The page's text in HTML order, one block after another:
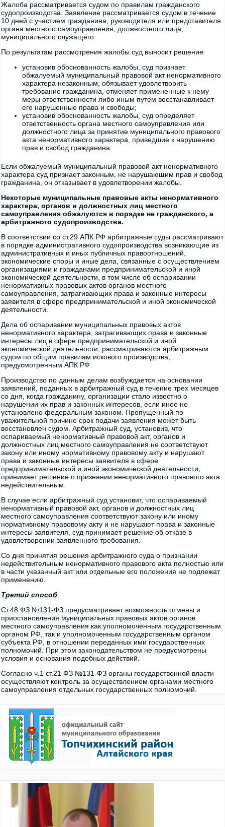
Жалоба рассматривается судом по правилам гражданского
судопроизводства. Заявление рассматривается судом в течение
10 дней с участием гражданина, руководителя или представителя
органа местного самоуправления, должностного лица,
муниципального служащего.
По результатам рассмотрения жалобы суд выносит решение:
установив обоснованность жалобы, суд признает
обжалуемый муниципальный правовой акт ненормативного
характера незаконным, обязывает удовлетворить
требование гражданина, отменяет примененные к нему
меры ответственности либо иным путем восстанавливает
его нарушенные права и свободы;
установив обоснованность жалобы, суд определяет
ответственность органа местного самоуправления или
должностного лица за принятие муниципального правового
акта ненормативного характера, приведшие к нарушению
прав и свобод гражданина.
Если обжалуемый муниципальный правовой акт ненормативного
характера суд признает законным, не нарушающим прав и свобод
гражданина, он отказывает в удовлетворении жалобы.
Некоторые муниципальные правовые акты ненормативного
характера, органов и должностных лиц местного
самоуправления обжалуются в порядке не гражданского, а
арбитражного судопроизводства.
В соответствии со ст.29 АПК РФ арбитражные суды рассматривают
в порядке административного судопроизводства возникающие из
административных и иных публичных правоотношений,
экономические споры и иные дела, связанные с осуществлением
организациями и гражданами предпринимательской и иной
экономической деятельности, в том числе об оспаривании
ненормативных правовых актов органов местного
самоуправления, затрагивающих права и законные интересы
заявителя в сфере предпринимательской и иной экономической
деятельности.
Дела об оспаривании муниципальных правовых актов
ненормативного характера, затрагивающих права и законные
интересы лиц в сфере предпринимательской и иной
экономической деятельности, рассматриваются арбитражным
судом по общим правилам искового производства,
предусмотренным АПК РФ.
Производство по данным делам возбуждается на основании
заявлений, поданных в арбитражный суд в течение трех месяцев
со дня, когда гражданину, организации стало известно о
нарушении их прав и законных интересов, если иное не
установлено федеральным законом. Пропущенный по
уважительной причине срок подачи заявления может быть
восстановлен судом. Арбитражный суд, установив, что
оспариваемый ненормативный правовой акт, органов и
должностных лиц местного самоуправления не соответствуют
закону или иному нормативному правовому акту и нарушают
права и законные интересы заявителя в сфере
предпринимательской и иной экономической деятельности,
принимает решение о признании ненормативного правового акта
недействительным.
В случае если арбитражный суд установит, что оспариваемый
ненормативный правовой акт, органов и должностных лиц
местного самоуправления соответствуют закону или иному
нормативному правовому акту и не нарушают права и законные
интересы заявителя, суд принимает решение об отказе в
удовлетворении заявленного требования.
Со дня принятия решения арбитражного суда о признании
недействительным ненормативного правового акта полностью или
в части указанный акт или отдельные его положения не подлежат
применению.
Третий способ
Ст.48 ФЗ №131-ФЗ предусматривает возможность отмены и
приостановления муниципальных правовых актов органов
местного самоуправления как уполномоченным государственным
органом РФ, так и уполномоченным государственным органом
субъекта РФ, в отношении переданных ими государственных
полномочий. При этом законодательством не предусмотрены
условия и основания подобных действий.
Согласно ч.1 ст.21 ФЗ №131-ФЗ органы государственной власти
осуществляют контроль за осуществлением органами местного
самоуправления отдельных государственных полномочий.